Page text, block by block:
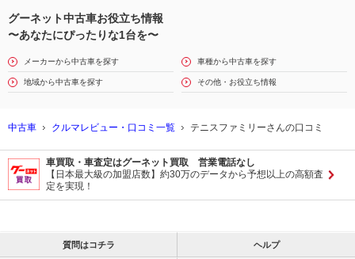
グーネット中古車お役立ち情報
〜あなたにぴったりな1台を〜
メーカーから中古車を探す 車種から中古車を探す
地域から中古車を探す その他・お役立ち情報
中古車 クルマレビュー・口コミ一覧 テニスファミリーさんの口コミ
車買取・車査定はグーネット買取 営業電話なし
【日本最大級の加盟店数】約30万のデータから予想以上の高額査
定を実現！
質問はコチラ ヘルプ